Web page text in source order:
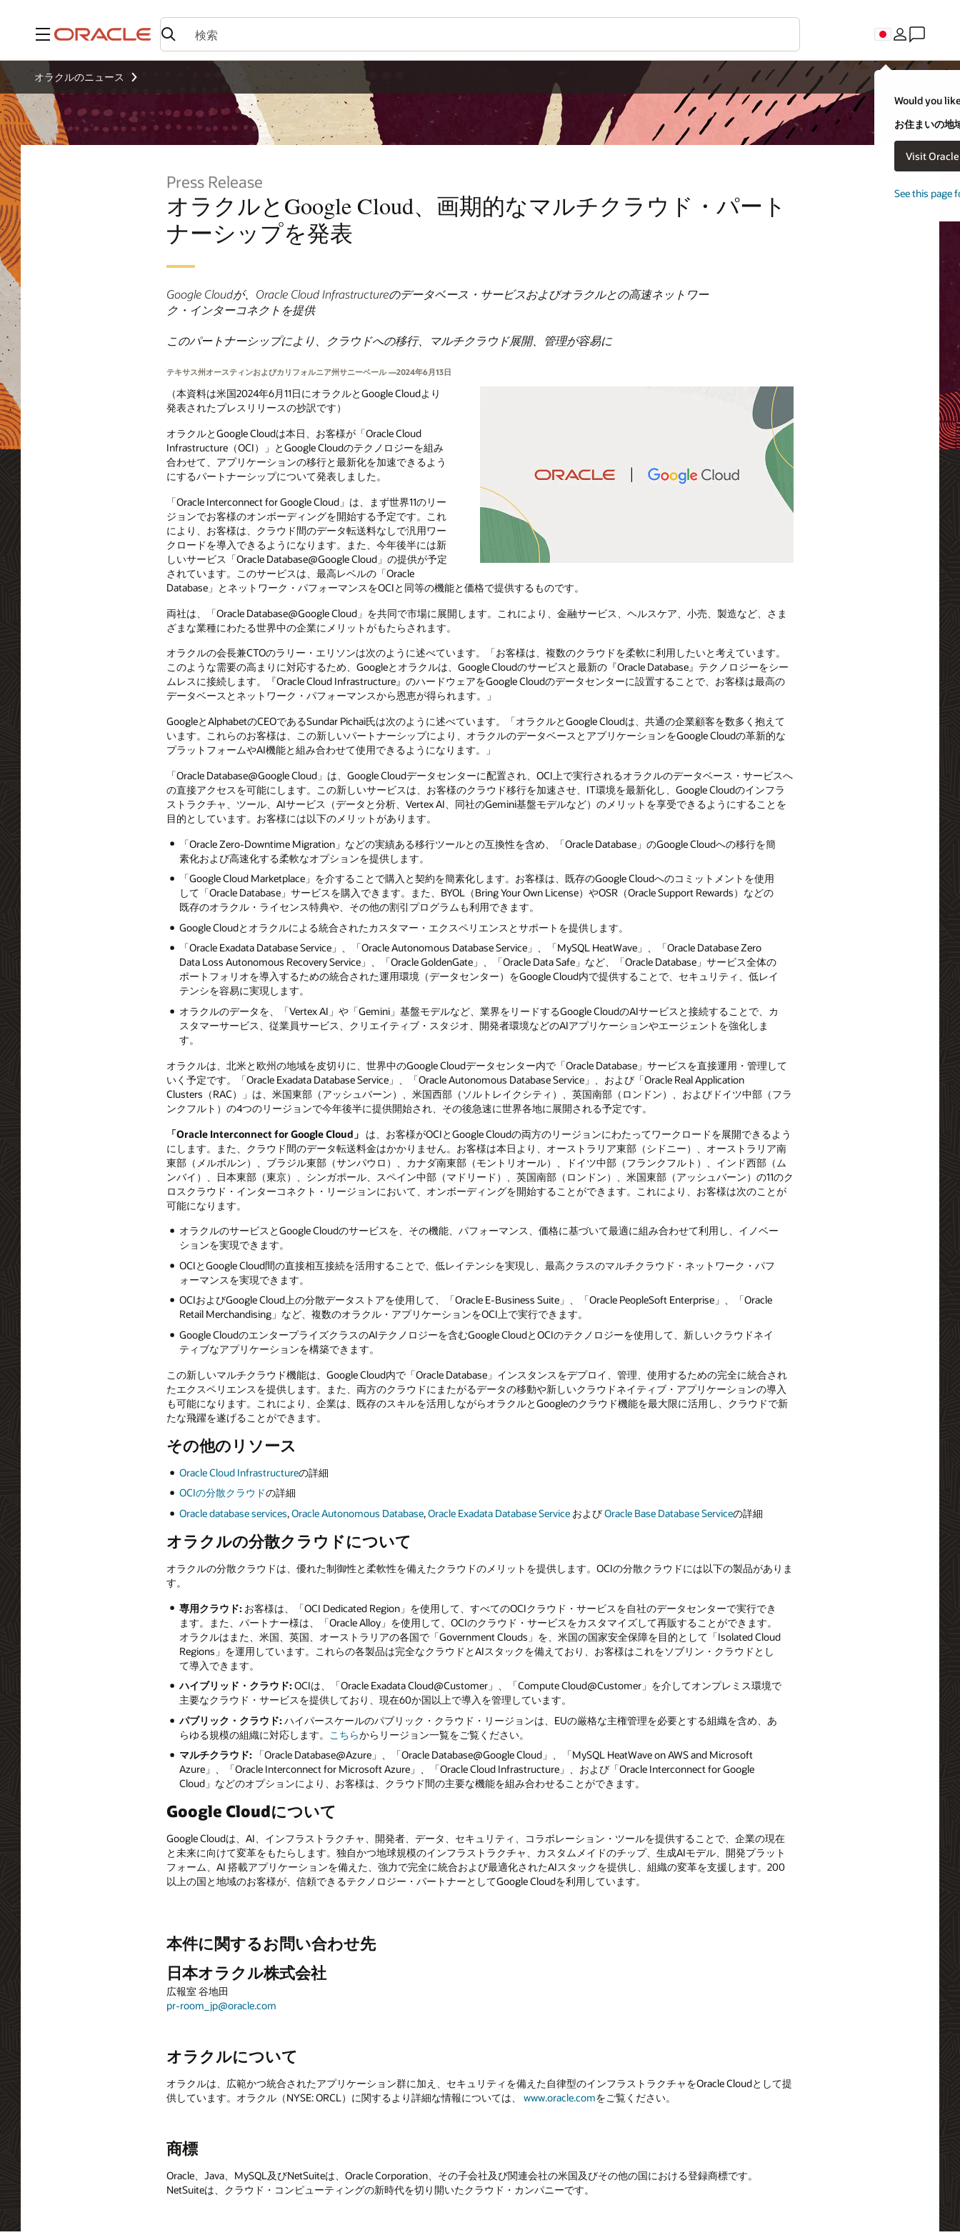
メニュー
Would you
お住まいの地
Visit
See this page
オラクルのニュース
Press Release
オラクルとGoogle Cloud、画期的なマルチクラウド・パート
ナーシップを発表
Google Cloudが、Oracle Cloud Infrastructureのデータベース・サービスおよびオラクルとの高速ネットワー
ク・インターコネクトを提供
このパートナーシップにより、クラウドへの移行、マルチクラウド展開、管理が容易に
テキサス州オースティンおよびカリフォルニア州サニーベール —2024年6月13日
（本資料は米国2024年6月11日にオラクルとGoogle Cloudより
発表されたプレスリリースの抄訳です）
オラクルとGoogle Cloudは本日、お客様が「Oracle Cloud
Infrastructure（OCI）」とGoogle Cloudのテクノロジーを組み
合わせて、アプリケーションの移行と最新化を加速できるよう
にするパートナーシップについて発表しました。
「Oracle Interconnect for Google Cloud」は、まず世界11のリー
ジョンでお客様のオンボーディングを開始する予定です。これ
により、お客様は、クラウド間のデータ転送料なしで汎用ワー
クロードを導入できるようになります。また、今年後半には新
しいサービス「Oracle Database@Google Cloud」の提供が予定
されています。このサービスは、最高レベルの「Oracle
Database」とネットワーク・パフォーマンスをOCIと同等の機能と価格で提供するものです。
両社は、「Oracle Database@Google Cloud」を共同で市場に展開します。これにより、金融サービス、ヘルスケア、小売、製造など、さま
ざまな業種にわたる世界中の企業にメリットがもたらされます。
オラクルの会長兼CTOのラリー・エリソンは次のように述べています。「お客様は、複数のクラウドを柔軟に利用したいと考えています。
このような需要の高まりに対応するため、Googleとオラクルは、Google Cloudのサービスと最新の『Oracle Database』テクノロジーをシー
ムレスに接続します。『Oracle Cloud Infrastructure』のハードウェアをGoogle Cloudのデータセンターに設置することで、お客様は最高の
データベースとネットワーク・パフォーマンスから恩恵が得られます。」
GoogleとAlphabetのCEOであるSundar Pichai氏は次のように述べています。「オラクルとGoogle Cloudは、共通の企業顧客を数多く抱えて
います。これらのお客様は、この新しいパートナーシップにより、オラクルのデータベースとアプリケーションをGoogle Cloudの革新的な
プラットフォームやAI機能と組み合わせて使用できるようになります。」
「Oracle Database@Google Cloud」は、Google Cloudデータセンターに配置され、OCI上で実行されるオラクルのデータベース・サービスへ
の直接アクセスを可能にします。この新しいサービスは、お客様のクラウド移行を加速させ、IT環境を最新化し、Google Cloudのインフラ
ストラクチャ、ツール、AIサービス（データと分析、Vertex AI、同社のGemini基盤モデルなど）のメリットを享受できるようにすることを
目的としています。お客様には以下のメリットがあります。
「Oracle Zero-Downtime Migration」などの実績ある移行ツールとの互換性を含め、「Oracle Database」のGoogle Cloudへの移行を簡
素化および高速化する柔軟なオプションを提供します。
「Google Cloud Marketplace」を介することで購入と契約を簡素化します。お客様は、既存のGoogle Cloudへのコミットメントを使用
して「Oracle Database」サービスを購入できます。また、BYOL（Bring Your Own License）やOSR（Oracle Support Rewards）などの
既存のオラクル・ライセンス特典や、その他の割引プログラムも利用できます。
Google Cloudとオラクルによる統合されたカスタマー・エクスペリエンスとサポートを提供します。
「Oracle Exadata Database Service」、「Oracle Autonomous Database Service」、「MySQL HeatWave」、「Oracle Database Zero
Data Loss Autonomous Recovery Service」、「Oracle GoldenGate」、「Oracle Data Safe」など、「Oracle Database」サービス全体の
ポートフォリオを導入するための統合された運用環境（データセンター）をGoogle Cloud内で提供することで、セキュリティ、低レイ
テンシを容易に実現します。
オラクルのデータを、「Vertex AI」や「Gemini」基盤モデルなど、業界をリードするGoogle CloudのAIサービスと接続することで、カ
スタマーサービス、従業員サービス、クリエイティブ・スタジオ、開発者環境などのAIアプリケーションやエージェントを強化しま
す。
オラクルは、北米と欧州の地域を皮切りに、世界中のGoogle Cloudデータセンター内で「Oracle Database」サービスを直接運用・管理して
いく予定です。「Oracle Exadata Database Service」、「Oracle Autonomous Database Service」、および「Oracle Real Application
Clusters（RAC）」は、米国東部（アッシュバーン）、米国西部（ソルトレイクシティ）、英国南部（ロンドン）、およびドイツ中部（フラ
ンクフルト）の4つのリージョンで今年後半に提供開始され、その後急速に世界各地に展開される予定です。
「Oracle Interconnect for Google Cloud」 は、お客様がOCIとGoogle Cloudの両方のリージョンにわたってワークロードを展開できるよう
にします。また、クラウド間のデータ転送料金はかかりません。お客様は本日より、オーストラリア東部（シドニー）、オーストラリア南
東部（メルボルン）、ブラジル東部（サンパウロ）、カナダ南東部（モントリオール）、ドイツ中部（フランクフルト）、インド西部（ム
ンバイ）、日本東部（東京）、シンガポール、スペイン中部（マドリード）、英国南部（ロンドン）、米国東部（アッシュバーン）の11のク
ロスクラウド・インターコネクト・リージョンにおいて、オンボーディングを開始することができます。これにより、お客様は次のことが
可能になります。
オラクルのサービスとGoogle Cloudのサービスを、その機能、パフォーマンス、価格に基づいて最適に組み合わせて利用し、イノベー
ションを実現できます。
OCIとGoogle Cloud間の直接相互接続を活用することで、低レイテンシを実現し、最高クラスのマルチクラウド・ネットワーク・パフ
ォーマンスを実現できます。
OCIおよびGoogle Cloud上の分散データストアを使用して、「Oracle E-Business Suite」、「Oracle PeopleSoft Enterprise」、「Oracle
Retail Merchandising」など、複数のオラクル・アプリケーションをOCI上で実行できます。
Google CloudのエンタープライズクラスのAIテクノロジーを含むGoogle CloudとOCIのテクノロジーを使用して、新しいクラウドネイ
ティブなアプリケーションを構築できます。
この新しいマルチクラウド機能は、Google Cloud内で「Oracle Database」インスタンスをデプロイ、管理、使用するための完全に統合され
たエクスペリエンスを提供します。また、両方のクラウドにまたがるデータの移動や新しいクラウドネイティブ・アプリケーションの導入
も可能になります。これにより、企業は、既存のスキルを活用しながらオラクルとGoogleのクラウド機能を最大限に活用し、クラウドで新
たな飛躍を遂げることができます。
その他のリソース
Oracle Cloud Infrastructureの詳細
OCIの分散クラウドの詳細
Oracle database services,Oracle Autonomous Database,Oracle Exadata Database ServiceおよびOracle Base Database Serviceの詳細
オラクルの分散クラウドについて
オラクルの分散クラウドは、優れた制御性と柔軟性を備えたクラウドのメリットを提供します。OCIの分散クラウドには以下の製品がありま
す。
専用クラウド: お客様は、「OCI Dedicated Region」を使用して、すべてのOCIクラウド・サービスを自社のデータセンターで実行でき
ます。また、パートナー様は、「Oracle Alloy」を使用して、OCIのクラウド・サービスをカスタマイズして再販することができます。
オラクルはまた、米国、英国、オーストラリアの各国で「Government Clouds」を、米国の国家安全保障を目的として「Isolated Cloud
Regions」を運用しています。これらの各製品は完全なクラウドとAIスタックを備えており、お客様はこれをソブリン・クラウドとし
て導入できます。
ハイブリッド・クラウド: OCIは、「Oracle Exadata Cloud@Customer」、「Compute Cloud@Customer」を介してオンプレミス環境で
主要なクラウド・サービスを提供しており、現在60か国以上で導入を管理しています。
パブリック・クラウド: ハイパースケールのパブリック・クラウド・リージョンは、EUの厳格な主権管理を必要とする組織を含め、あ
らゆる規模の組織に対応します。
こちらからリージョン一覧をご覧ください。
マルチクラウド: 「Oracle Database@Azure」、「Oracle Database@Google Cloud」、「MySQL HeatWave on AWS and Microsoft
Azure」、「Oracle Interconnect for Microsoft Azure」、「Oracle Cloud Infrastructure」、および「Oracle Interconnect for Google
Cloud」などのオプションにより、お客様は、クラウド間の主要な機能を組み合わせることができます。
Google Cloudについて
Google Cloudは、AI、インフラストラクチャ、開発者、データ、セキュリティ、コラボレーション・ツールを提供することで、企業の現在
と未来に向けて変革をもたらします。独自かつ地球規模のインフラストラクチャ、カスタムメイドのチップ、生成AIモデル、開発プラット
フォーム、AI 搭載アプリケーションを備えた、強力で完全に統合および最適化されたAIスタックを提供し、組織の変革を支援します。200
以上の国と地域のお客様が、信頼できるテクノロジー・パートナーとしてGoogle Cloudを利用しています。
本件に関するお問い合わせ先
日本オラクル株式会社
広報室 谷地田
pr-room_jp@oracle.com
オラクルについて
オラクルは、広範かつ統合されたアプリケーション群に加え、セキュリティを備えた自律型のインフラストラクチャをOracle Cloudとして提
供しています。オラクル（NYSE: ORCL）に関するより詳細な情報については、 www.oracle.comをご覧ください。
商標
Oracle、Java、MySQL及びNetSuiteは、Oracle Corporation、その子会社及び関連会社の米国及びその他の国における登録商標です。
NetSuiteは、クラウド・コンピューティングの新時代を切り開いたクラウド・カンパニーです。